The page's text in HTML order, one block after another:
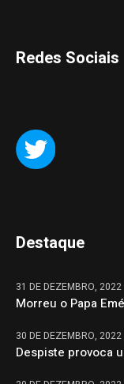
Redes Sociais
Destaque
31 DE DEZEMBRO, 2022
Morreu o Papa
30 DE DEZEMBRO, 2022
Despiste provoca